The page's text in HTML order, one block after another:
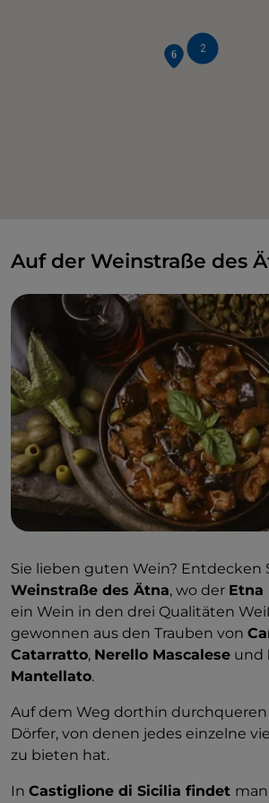
2
Auf der Weinstraße des
Sie lieben guten Wein? Entdecken
Weinstraße des Ätna, wo der Etna
ein Wein in den drei Qualitäten
gewonnen aus den Trauben von
Catarratto, Nerello Mascalese und
Mantellato.
Auf dem Weg dorthin durchqueren
Dörfer, von denen jedes einzelne
zu bieten hat.
In Castiglione di Sicilia findet